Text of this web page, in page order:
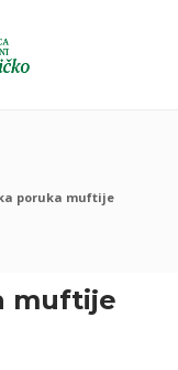
poruka muftije
muftije